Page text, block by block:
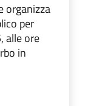
organizza
per
alle ore
in